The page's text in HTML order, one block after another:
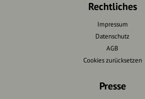
Rechtliches
Impressum
Datenschutz
AGB
Cookies zurücksetzen
Presse